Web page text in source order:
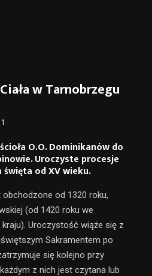
w Tarnobrzegu
1
O.O. Dominikanów do
Uroczyste procesje
od XV wieku.
obchodzone od 1320 roku,
(od 1420 roku we
Uroczystość wiąże się z
Sakramentem po
się kolejno przy
z nich jest czytana lub